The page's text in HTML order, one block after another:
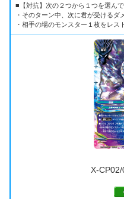
■【対抗】次の２つから１つを選んで
・そのターン中、次に君が受けるダ
・相手の場のモンスター１枚をレス
X-CP02/